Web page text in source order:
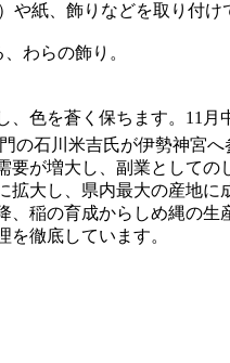
紙、飾りなどを取り付け
わらの飾り。
色を蒼く保ちます。11月
の石川米吉氏が伊勢神宮
要が増大し、副業として
大し、県内最大の産地に
、稲の育成からしめ縄の
徹底しています。